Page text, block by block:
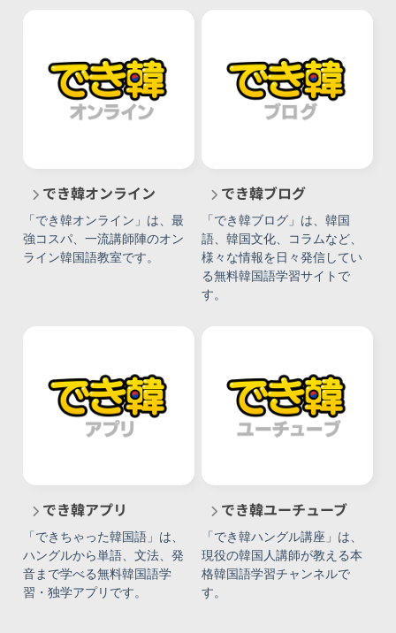
でき韓オンライン
「でき韓オンライン」は、最
強コスパ、一流講師陣のオン
ライン韓国語教室です。
でき韓ブログ
「でき韓ブログ」は、韓国
語、韓国文化、コラムなど、
様々な情報を日々発信してい
る無料韓国語学習サイトで
す。
でき韓アプリ
「できちゃった韓国語」は、
ハングルから単語、文法、発
音まで学べる無料韓国語学
習・独学アプリです。
でき韓ユーチューブ
「でき韓ハングル講座」は、
現役の韓国人講師が教える本
格韓国語学習チャンネルで
す。